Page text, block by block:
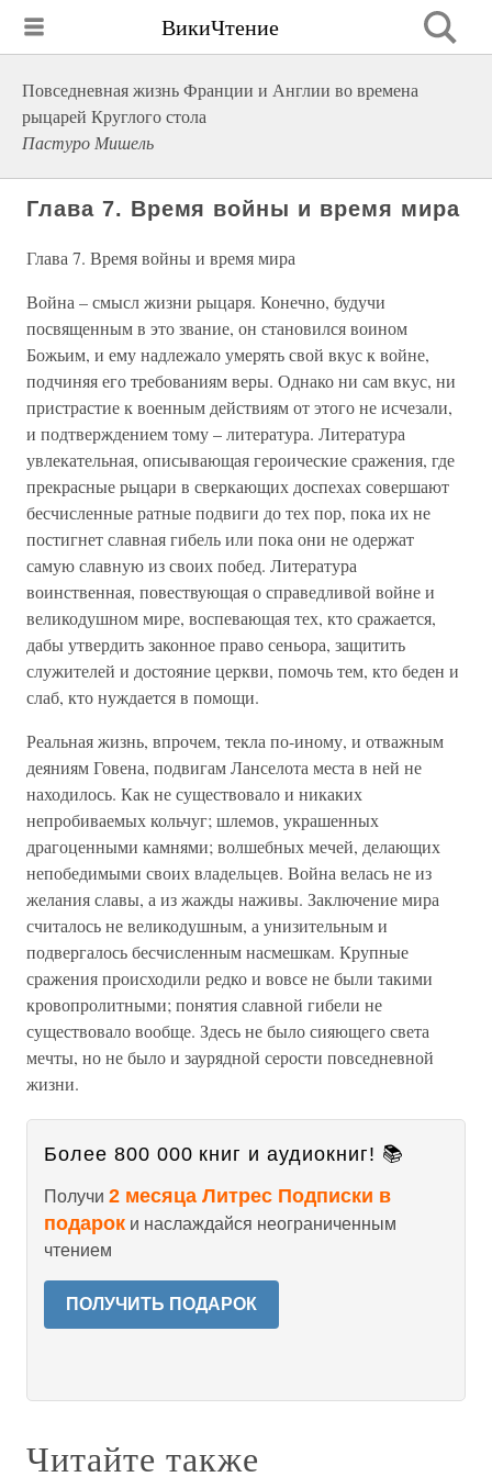
ВикиЧтение
Повседневная жизнь Франции и Англии во времена
рыцарей Круглого стола
Пастуро Мишель
Глава 7. Время войны и время мира
Глава 7. Время войны и время мира
Война – смысл жизни рыцаря. Конечно, будучи
посвященным в это звание, он становился воином
Божьим, и ему надлежало умерять свой вкус к войне,
подчиняя его требованиям веры. Однако ни сам вкус, ни
пристрастие к военным действиям от этого не исчезали,
и подтверждением тому – литература. Литература
увлекательная, описывающая героические сражения, где
прекрасные рыцари в сверкающих доспехах совершают
бесчисленные ратные подвиги до тех пор, пока их не
постигнет славная гибель или пока они не одержат
самую славную из своих побед. Литература
воинственная, повествующая о справедливой войне и
великодушном мире, воспевающая тех, кто сражается,
дабы утвердить законное право сеньора, защитить
служителей и достояние церкви, помочь тем, кто беден и
слаб, кто нуждается в помощи.
Реальная жизнь, впрочем, текла по-иному, и отважным
деяниям Говена, подвигам Ланселота места в ней не
находилось. Как не существовало и никаких
непробиваемых кольчуг; шлемов, украшенных
драгоценными камнями; волшебных мечей, делающих
непобедимыми своих владельцев. Война велась не из
желания славы, а из жажды наживы. Заключение мира
считалось не великодушным, а унизительным и
подвергалось бесчисленным насмешкам. Крупные
сражения происходили редко и вовсе не были такими
кровопролитными; понятия славной гибели не
существовало вообще. Здесь не было сияющего света
мечты, но не было и заурядной серости повседневной
жизни.
Более 800 000 книг и аудиокниг! 📚
Получи 2 месяца Литрес Подписки в
подарок и наслаждайся неограниченным
чтением
ПОЛУЧИТЬ ПОДАРОК
Читайте также